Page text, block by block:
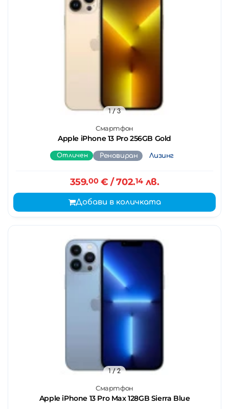
Смартфон
Apple iPhone 13 Pro 256GB Gold
1/ 3
Отличен Реновиран Лизинг
359.00€ / 702.14лв.
Добави в количката
Смартфон
Apple iPhone 13 Pro Max 128GB Sierra Blue
1/ 2